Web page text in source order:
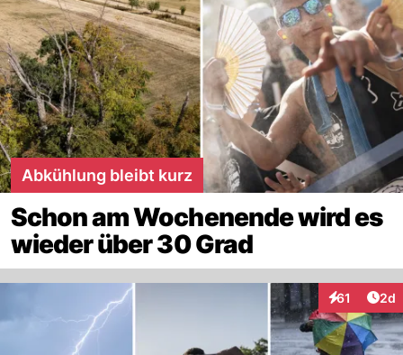
Abkühlung bleibt kurz
Schon am Wochenende wird es
wieder über 30 Grad
61
Interaktionen
2d